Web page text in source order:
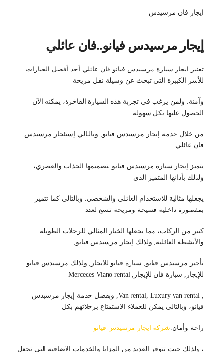
ايجار فان مرسيدس
إيجار مرسيدس فيانو..فان عائلي
تعتبر ايجار سيارة مرسيدس فيانو فان عائلي أحد أفضل الخيارات
للأسر الكبيرة التي تبحث عن وسيلة نقل مريحة
وآمنة. ولمن يرغب في تجربة هذه السيارة الفاخرة، يمكنه الآن
الحصول عليها بكل سهولة
من خلال خدمة إيجار مرسيدس فيانو, وبالتالي إستئجار مرسيدس
فان عائلي.
يتميز إيجار سيارة مرسيدس فيانو بتصميمها الجذاب والعصري،
ولذلك بأدائها المتميز الذي
يجعلها مثالية للاستخدام العائلي والشخصي. وبالتالي كما تتميز
بمقصورة داخلية فسيحة ومريحة تتسع لعدد
كبير من الركاب، مما يجعلها الخيار المثالي للرحلات الطويلة
والأنشطة العائلية, ولذلك إيجار مرسيدس فيانو,
تأجير مرسيدس فيانو, سيارة فيانو للايجار, ولذلك مرسيدس فيانو
للإيجار, سيارة فان للإيجار, Mercedes Viano rental
, Van rental, Luxury van rental, وبفضل خدمة إيجار مرسيدس
فيانو، وبالتالي يمكن للعملاء الاستمتاع برحلاتهم بكل
راحة وأمان.شركة ايجار مرسيدس فيانو
، ولذلك حيث تتوفر العديد من المزايا والخدمات الإضافية التي تجعل